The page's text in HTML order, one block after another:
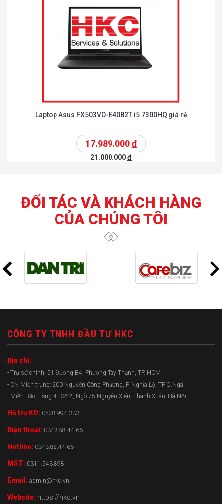
Laptop Asus FX503VD-E4082T i5 7300HQ giá rẻ
17.989.000đ
21.000.000đ
ĐỐI TÁC VÀ KHÁCH HÀNG
CỦA CHÚNG TÔI
CÔNG TY TNHH ĐẦU TƯ HKC
Địa chỉ:
- Trụ sở chính: 51 Đường B4, Phường Tây Thạnh, TP. HCM
- CN Miền trung: 200 Nguyễn Công Phương, P. Nghĩa Lộ, TP Q.Ngãi
- Miền Bắc: Tầng 4 - Số 2, Ngõ 75 Nguyễn Xiển, Thanh Xuân, Hà Nội
Hỗ trợ KD: 0528.994.333
Điện thoại: 0343.88.44.66
Hotline: 0343.88.44.66
MST: 0311.543.898
Email: admin@hkc.vn
Website: https://hkc.vn